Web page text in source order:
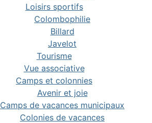
Loisirs sportifs
Colombophilie
Billard
Javelot
Tourisme
Vue associative
Camps et colonnies
Avenir et joie
Camps de vacances municipaux
Colonies de vacances